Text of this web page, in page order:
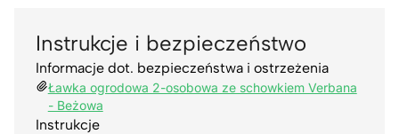
Instrukcje i bezpieczeństwo
Informacje dot. bezpieczeństwa i ostrzeżenia
Ławka ogrodowa 2-osobowa ze schowkiem Verbana
- Beżowa
Instrukcje